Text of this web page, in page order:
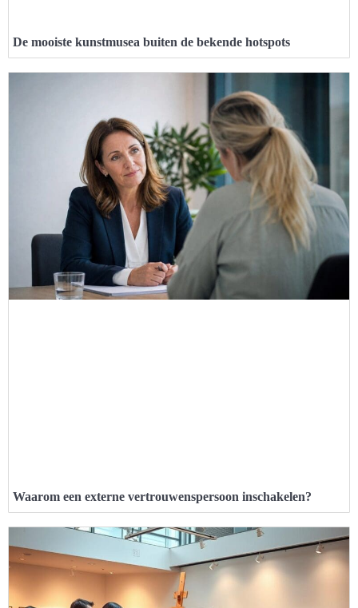
De mooiste kunstmusea buiten de bekende hotspots
Waarom een externe vertrouwenspersoon inschakelen?